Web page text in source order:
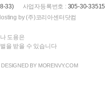
33) 사업자등록번호 : 305-30-33515
by (주)코리아센터닷컴
도용은
을 받을 수 있습니다
BY MORENVY.COM